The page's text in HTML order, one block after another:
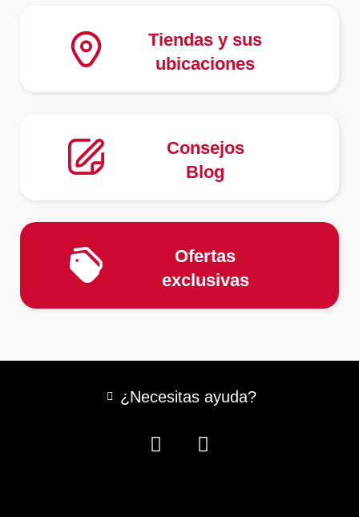
Tiendas y sus
ubicaciones
Consejos
Blog
Ofertas
exclusivas
¿Necesitas ayuda?